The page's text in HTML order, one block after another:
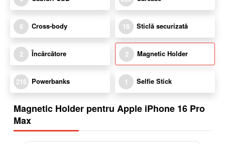
6 Cross-body 18 Sticlă securizată
2 Încărcătore 2 Magnetic Holder
216 Powerbanks 1 Selfie Stick
Magnetic Holder pentru Apple iPhone 16 Pro
Max